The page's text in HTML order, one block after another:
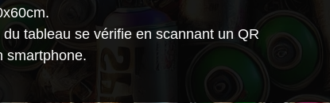
tableau se vérifie en scannant un QR
smartphone.